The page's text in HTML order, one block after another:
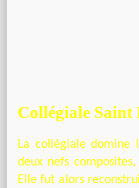
Collégiale
La collégiale domine
deux nefs
Elle fut alors